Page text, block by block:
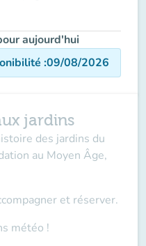
aujourd'hui
:09/08/2026
jardins
des jardins du
au Moyen Âge,
et réserver.
météo !